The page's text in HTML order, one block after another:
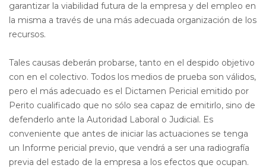
garantizar la viabilidad futura de la empresa y del empleo en
la misma a través de una más adecuada organización de los
recursos.
Tales causas deberán probarse, tanto en el despido objetivo
con en el colectivo. Todos los medios de prueba son válidos,
pero el más adecuado es el Dictamen Pericial emitido por
Perito cualificado que no sólo sea capaz de emitirlo, sino de
defenderlo ante la Autoridad Laboral o Judicial. Es
conveniente que antes de iniciar las actuaciones se tenga
un Informe pericial previo, que vendrá a ser una radiografía
previa del estado de la empresa a los efectos que ocupan.